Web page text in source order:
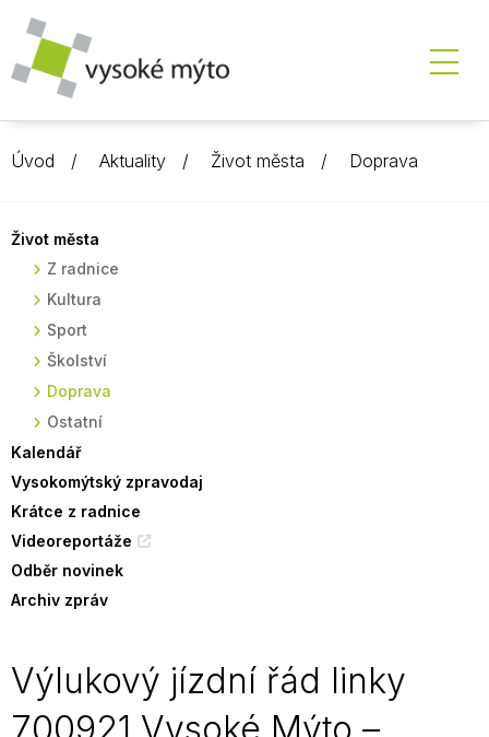
Úvod Aktuality Život města Doprava
Život města
Z radnice
Kultura
Sport
Školství
Doprava
Ostatní
Kalendář
Vysokomýtský zpravodaj
Krátce z radnice
Videoreportáže
Odběr novinek
Archiv zpráv
Výlukový jízdní řád linky